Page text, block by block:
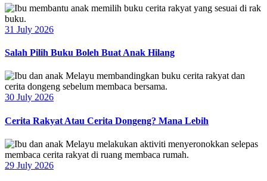
31 July 2026
Salah Pilih Buku Boleh Buat Anak Hilang
30 July 2026
Cerita Rakyat Atau Cerita Dongeng? Mana Lebih
29 July 2026